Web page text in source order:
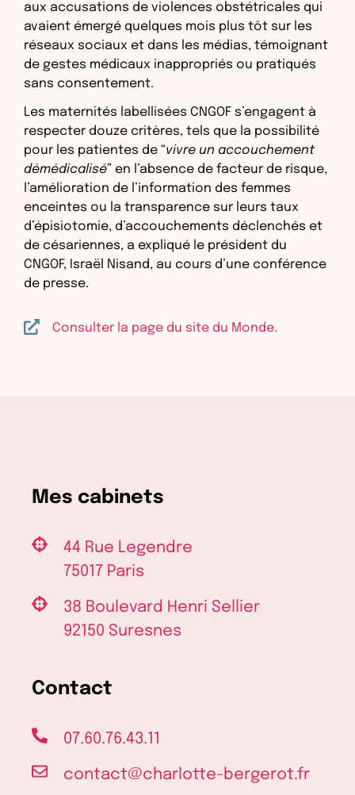
aux accusations de violences obstétricales qui
avaient émergé quelques mois plus tôt sur les
réseaux sociaux et dans les médias, témoignant
de gestes médicaux inappropriés ou pratiqués
sans consentement.
Les maternités labellisées CNGOF s’engagent à
respecter douze critères, tels que la possibilité
pour les patientes de “vivre un accouchement
démédicalisé” en l’absence de facteur de risque,
l’amélioration de l’information des femmes
enceintes ou la transparence sur leurs taux
d’épisiotomie, d’accouchements déclenchés et
de césariennes, a expliqué le président du
CNGOF, Israël Nisand, au cours d’une conférence
de presse.
Consulter la page du site du Monde.
Mes cabinets
44 Rue Legendre
75017 Paris
38 Boulevard Henri Sellier
92150 Suresnes
Contact
07.60.76.43.11
contact@charlotte-bergerot.fr